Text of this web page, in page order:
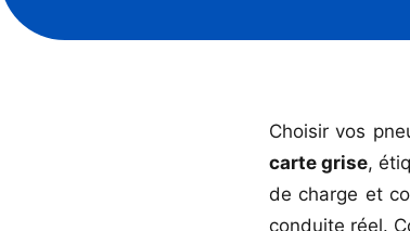
Choisir vos
carte grise,
de charge et
conduite réel.